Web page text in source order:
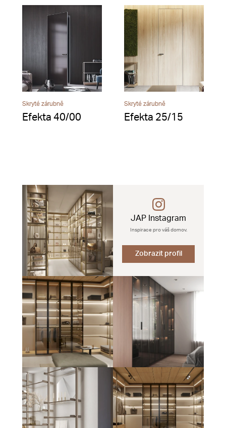
Skryté zárubně
Efekta 40/00
Skryté zárubně
Efekta 25/15
JAP Instagram
Inspirace pro váš domov.
Zobrazit profil